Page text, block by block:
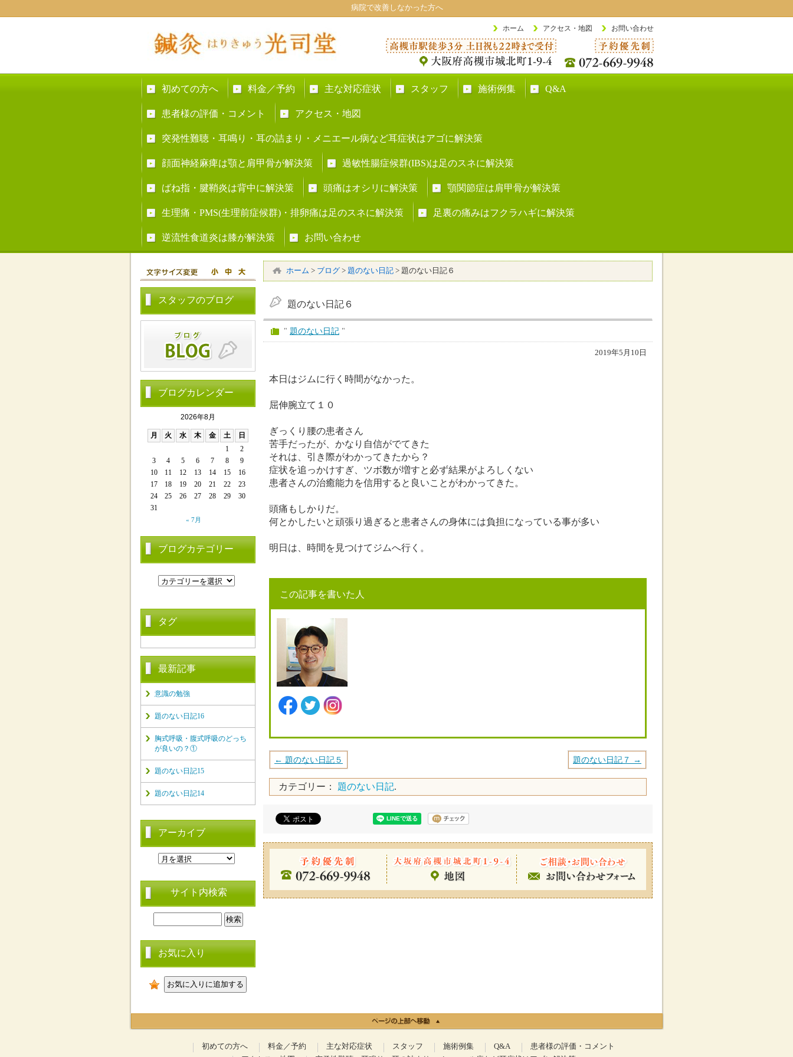
病院で改善しなかった方へ
ホーム アクセス・地図 お問い合わせ
初めての方へ 料金／予約 主な対応症状 スタッフ 施術例集 Q&A
患者様の評価・コメント アクセス・地図
突発性難聴・耳鳴り・耳の詰まり・メニエール病など耳症状はアゴに解決策
顔面神経麻痺は顎と肩甲骨が解決策 過敏性腸症候群(IBS)は足のスネに解決策
ばね指・腱鞘炎は背中に解決策 頭痛はオシリに解決策 顎関節症は肩甲骨が解決策
生理痛・PMS(生理前症候群)・排卵痛は足のスネに解決策 足裏の痛みはフクラハギに解決策
逆流性食道炎は膝が解決策 お問い合わせ
ホーム > ブログ > 題のない日記 > 題のない日記６
題のない日記６
" 題のない日記 "
2019年5月10日
本日はジムに行く時間がなかった。
屈伸腕立て１０
ぎっくり腰の患者さん
苦手だったが、かなり自信がでてきた
それは、引き際がわかってきたから？
症状を追っかけすぎ、ツボ数が増すと必ず結果がよろしくない
患者さんの治癒能力を信用すると良いことがわかってきた。
頭痛もしかりだ。
何とかしたいと頑張り過ぎると患者さんの身体には負担になっている事が多い
明日は、時間を見つけてジムへ行く。
この記事を書いた人
← 題のない日記５ 題のない日記７ →
カテゴリー： 題のない日記.
スタッフのブログ
ブログカレンダー
2026年8月
月 火 水 木 金 土
日
1
2
3
4 5 6 7 8
9
10
11 12 13 14 15
16
17
18 19 20 21 22
23
24
25 26 27 28 29
30
31
« 7月
ブログカテゴリー
タグ
最新記事
意識の勉強
題のない日記16
胸式呼吸・腹式呼吸のどっち
が良いの？①
題のない日記15
題のない日記14
アーカイブ
サイト内検索
お気に入り
初めての方へ 料金／予約 主な対応症状 スタッフ 施術例集 Q&A
患者様の評価・コメント